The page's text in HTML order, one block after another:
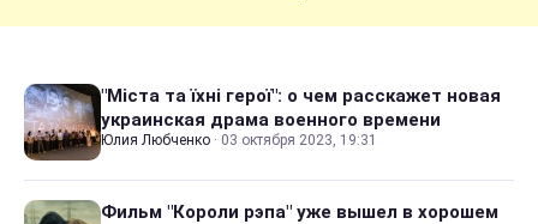
"Міста та їхні герої": о чем расскажет новая
украинская драма военного времени
Юлия Любченко · 03 октября 2023, 19:31
Фильм "Короли рэпа" уже вышел в хорошем